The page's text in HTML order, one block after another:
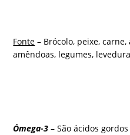
Fonte – Brócolo, peixe,
amêndoas, legumes,
Ómega-3 – São ácidos